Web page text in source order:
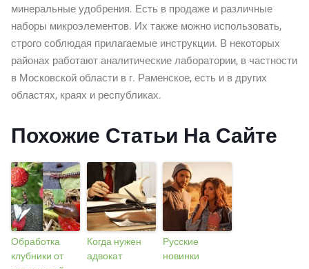
минеральные удобрения. Есть в продаже и различные
наборы микроэлементов. Их также можно использовать,
строго соблюдая прилагаемые инструкции. В некоторых
районах работают аналитические лаборатории, в частности
в Московской области в г. Раменское, есть и в других
областях, краях и республиках.
Похожие Статьи На Сайте
Обработка
клубники от
Когда нужен
адвокат
Русские
новинки